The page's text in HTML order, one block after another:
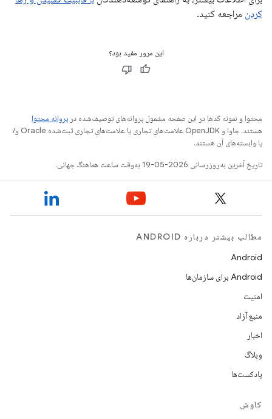
کردن مراجعه کنید.
این مرور مفید بود؟
محتوا و نمونه کدها در این صفحه مشمول پروانه‌های توصیف‌شده در پروانه محتوا
هستند. جاوا و OpenJDK علامت‌های تجاری یا علامت‌های تجاری ثبت‌شده Oracle و/
یا وابسته‌های آن هستند.
تاریخ آخرین به‌روزرسانی 2026-05-19 به‌وقت ساعت هماهنگ جهانی.
مطالب بیشتر درباره ANDROID
Android
Android برای سازمان‌ها
امنیت
منبع آزاد
اخبار
وبلاگ
پادکست‌ها
کاوش